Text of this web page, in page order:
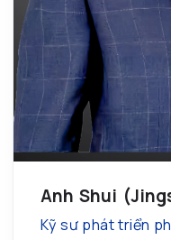
Anh Shui
Kỹ sư phát triển